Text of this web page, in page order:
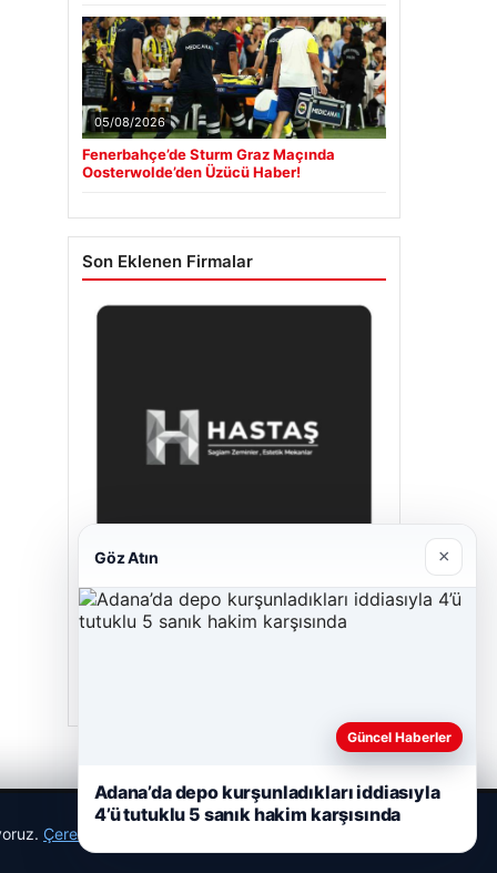
05/08/2026
Fenerbahçe’de Sturm Graz Maçında
Oosterwolde’den Üzücü Haber!
Son Eklenen Firmalar
Enes Kaplan Avukatlık Bürosu
Çerez Politikamız
Göz Atın ×
Güncel Haberler
Adana’da depo kurşunladıkları iddiasıyla
4’ü tutuklu 5 sanık hakim karşısında